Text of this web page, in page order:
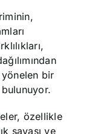
yönelen bir
özellikle
savaşı ve